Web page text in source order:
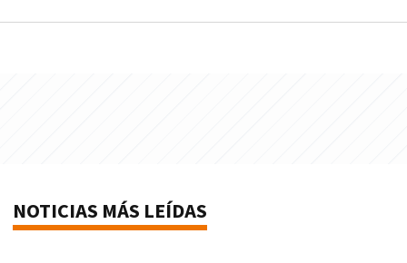
NOTICIAS MÁS LEÍDAS